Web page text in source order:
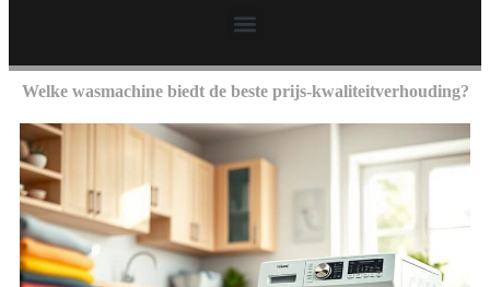
Welke wasmachine biedt de beste prijs-kwaliteitverhouding?